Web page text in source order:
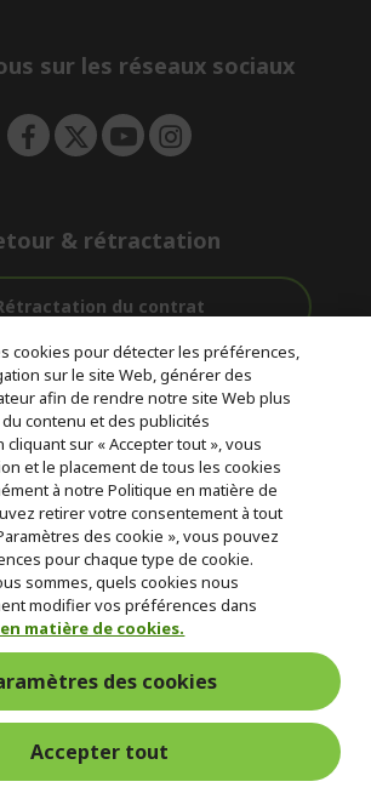
e
sur les réseaux sociaux
& rétractation
du contrat
Accompagnement
avant et après-
vente
Paiement
Sécurisé
et marchand agréé pour les produits et
sein de ce magasin.
Belgique
cookies pour détecter les préférences,
sur le site Web, générer des
afin de rendre notre site Web plus
contenu et des publicités
cliquant sur « Accepter tout », vous
et le placement de tous les cookies
à notre Politique en matière de
retirer votre consentement à tout
des cookie », vous pouvez
pour chaque type de cookie.
sommes, quels cookies nous
modifier vos préférences dans
matière de cookies.
des cookies
Accepter tout